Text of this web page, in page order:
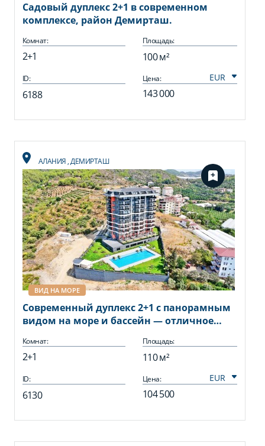
Садовый дуплекс 2+1 в современном
комплексе, район Демирташ.
Комнат:
2+1
Площадь:
100 м²
ID:
6188
Цена:
143 000
АЛАНИЯ,ДЕМИРТАШ
ВИД НА МОРЕ
Современный дуплекс 2+1 с панорамным
видом на море и бассейн — отличное
отдыха.
Комнат:
2+1
Площадь:
110 м²
ID:
6130
Цена:
104 500